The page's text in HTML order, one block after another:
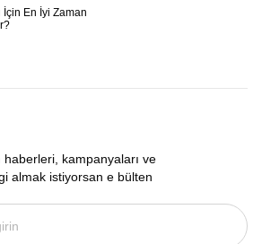
İçin En İyi Zaman
haberleri, kampanyaları ve
almak istiyorsan e bülten